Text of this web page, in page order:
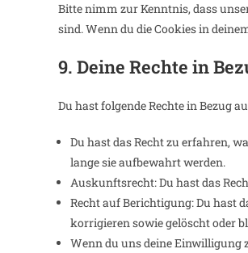
Bitte nimm zur Kenntnis, dass
sind. Wenn du die Cookies in
9. Deine Rechte in
Du hast folgende Rechte in Bezug
Du hast das Recht zu erfahren,
lange sie aufbewahrt werden.
Auskunftsrecht: Du hast das
Recht auf Berichtigung: Du hast
korrigieren sowie gelöscht oder
Wenn du uns deine Einwilligung